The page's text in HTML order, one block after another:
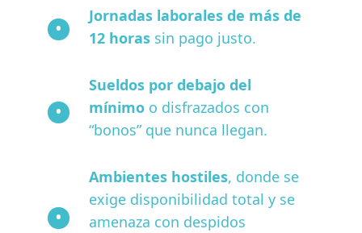
Jornadas laborales de más de
12 horas sin pago justo.
Sueldos por debajo del
mínimo o disfrazados con
“bonos” que nunca llegan.
Ambientes hostiles, donde se
exige disponibilidad total y se
amenaza con despidos